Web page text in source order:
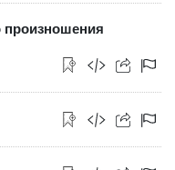
произношения